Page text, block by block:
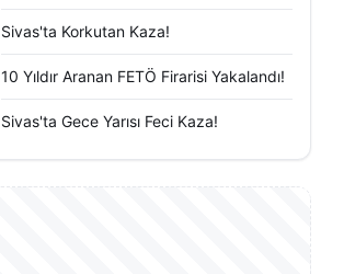
Sivas'ta Korkutan Kaza!
10 Yıldır Aranan FETÖ Firarisi Yakalandı!
Sivas'ta Gece Yarısı Feci Kaza!